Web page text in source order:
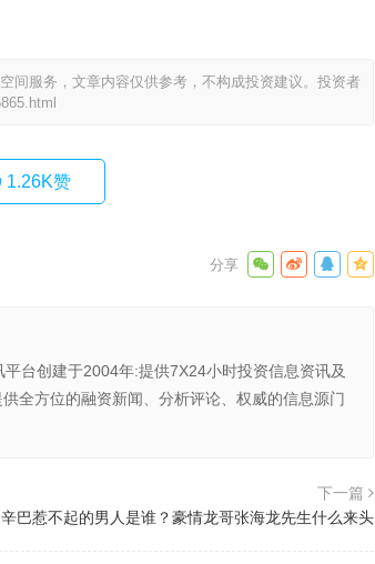
间服务，文章内容仅供参考，不构成投资建议。投资者
1.26K赞
台创建于2004年:提供7X24小时投资信息资讯及
全方位的融资新闻、分析评论、权威的信息源门
下一篇
辛巴惹不起的男人是谁？豪情龙哥张海龙先生什么来头